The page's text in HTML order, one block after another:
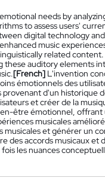
needs by
to assess users'
digital technology
music
related
these auditory elements
[French] L'invention
émotionnels des
d'un historique
et créer de la
être émotionnel, offrant
musicales
musicales et générer un
des accords musicaux et
les nuances